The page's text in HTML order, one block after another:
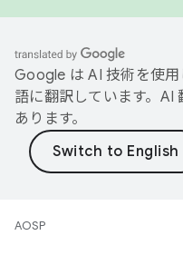
Google は AI 技術を使
語に翻訳しています。AI
あります。
AOSP